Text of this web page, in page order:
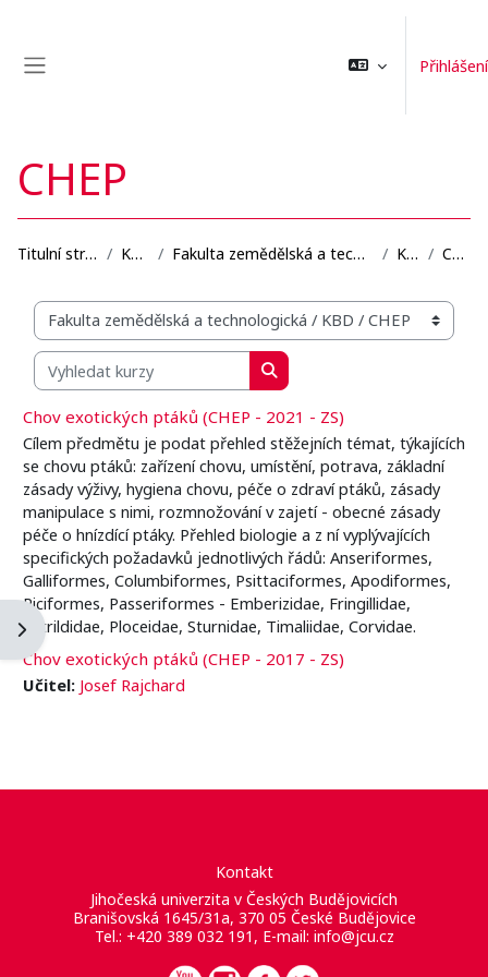
Přihlášení
Otevřít panel bloku
CHEP
Titulní stránka Kurzy Fakulta zemědělská a technologická KBD CHEP
Organizační struktura kurzů
Vyhledat kurzy
Vyhledat kurzy
Chov exotických ptáků (CHEP - 2021 - ZS)
Cílem předmětu je podat přehled stěžejních témat, týkajících
se chovu ptáků: zařízení chovu, umístění, potrava, základní
zásady výživy, hygiena chovu, péče o zdraví ptáků, zásady
manipulace s nimi, rozmnožování v zajetí - obecné zásady
péče o hnízdící ptáky. Přehled biologie a z ní vyplývajících
specifických požadavků jednotlivých řádů: Anseriformes,
Galliformes, Columbiformes, Psittaciformes, Apodiformes,
Piciformes, Passeriformes - Emberizidae, Fringillidae,
Estrildidae, Ploceidae, Sturnidae, Timaliidae, Corvidae.
Chov exotických ptáků (CHEP - 2017 - ZS)
Učitel: Josef Rajchard
Kontakt
Jihočeská univerzita v Českých Budějovicích
Branišovská 1645/31a, 370 05 České Budějovice
Tel.: +420 389 032 191, E-mail: info@jcu.cz